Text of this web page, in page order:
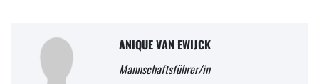
ANIQUE VAN EWIJCK
Mannschaftsführer/in